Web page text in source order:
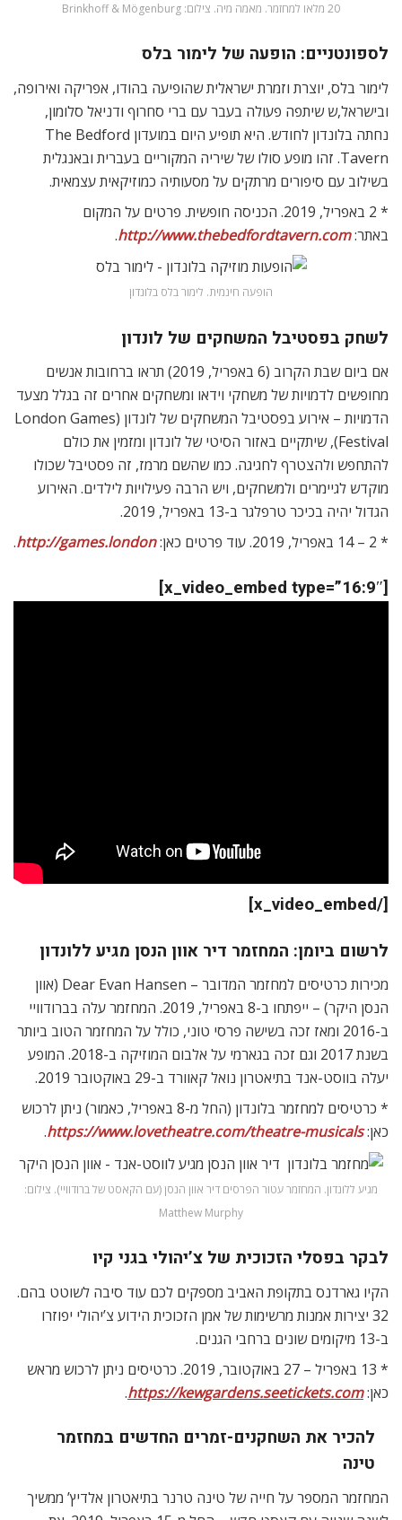
20 מלאו למחזמר. מאמה מיה. צילום: Brinkhoff & Mögenburg
לספונטניים: הופעה של לימור בלס
לימור בלס, יוצרת וזמרת ישראלית שהופיעה בהודו, אפריקה ואירופה,
ובישראל,ש שיתפה פעולה בעבר עם ברי סחרוף ודניאל סלומון,
נחתה בלונדון לחודש. היא תופיע היום במועדון The Bedford
Tavern. זהו מופע סולו של שיריה המקוריים בעברית ובאנגלית
בשילוב עם סיפורים מרתקים על מסעותיה כמוזיקאית עצמאית.
* 2 באפריל, 2019. הכניסה חופשית. פרטים על המקום
באתר:http://www.thebedfordtavern.com
.
הופעה חינמית. לימור בלס בלונדון
לשחק בפסטיבל המשחקים של לונדון
אם ביום שבת הקרוב (6 באפריל, 2019) תראו ברחובות אנשים
מחופשים לדמויות של משחקי וידאו ומשחקים אחרים זה בגלל מצעד
הדמויות – אירוע בפסטיבל המשחקים של לונדון (London Games
Festival), שיתקיים באזור הסיטי של לונדון ומזמין את כולם
להתחפש ולהצטרף לחגיגה. כמו שהשם מרמז, זה פסטיבל שכולו
מוקדש לגיימרים ולמשחקים, ויש הרבה פעילויות לילדים. האירוע
הגדול יהיה בכיכר טרפלגר ב-13 באפריל, 2019.
* 2 – 14 באפריל, 2019. עוד פרטים כאן:
http://games.london
.
[x_video_embed type=”16:9″]
[/x_video_embed]
לרשום ביומן: המחזמר דיר אוון הנסן מגיע ללונדון
מכירות כרטיסים למחזמר המדובר – Dear Evan Hansen (אוון
הנסן היקר) – ייפתחו ב-8 באפריל, 2019. המחזמר עלה בברודוויי
ב-2016 ומאז זכה בשישה פרסי טוני, כולל על המחזמר הטוב ביותר
בשנת 2017 וגם זכה בגארמי על אלבום המוזיקה ב-2018. המופע
יעלה בווסט-אנד בתיאטרון נואל קאוורד ב-29 באוקטובר 2019.
* כרטיסים למחזמר בלונדון (החל מ-8 באפריל, כאמור) ניתן לרכוש
כאן:https://www.lovetheatre.com/theatre-musicals
.
מגיע ללונדון. המחזמר עטור הפרסים דיר אוון הנסן (עם הקאסט של ברודוויי). צילום:
Matthew Murphy
לבקר בפסלי הזכוכית של צ’יהולי בגני קיו
הקיו גארדנס בתקופת האביב מספקים לכם עוד סיבה לשוטט בהם.
32 יצירות אמנות מרשימות של אמן הזכוכית הידוע צ’יהולי יפוזרו
ב-13 מיקומים שונים ברחבי הגנים.
* 13 באפריל – 27 באוקטובר, 2019. כרטיסים ניתן לרכוש מראש
כאן:https://kewgardens.seetickets.com
.
להכיר את השחקנים-זמרים החדשים במחזמר
טינה
המחזמר המספר על חייה של טינה טרנר בתיאטרון אלדיץ’ ממשיך